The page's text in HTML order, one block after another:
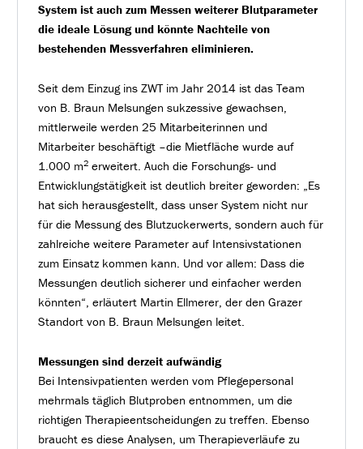
System ist auch zum Messen weiterer Blutparameter
die ideale Lösung und könnte Nachteile von
bestehenden Messverfahren eliminieren.
Seit dem Einzug ins ZWT im Jahr 2014 ist das Team
von B. Braun Melsungen sukzessive gewachsen,
mittlerweile werden 25 Mitarbeiterinnen und
Mitarbeiter beschäftigt –die Mietfläche wurde auf
1.000 m2erweitert. Auch die Forschungs- und
Entwicklungstätigkeit ist deutlich breiter geworden: „Es
hat sich herausgestellt, dass unser System nicht nur
für die Messung des Blutzuckerwerts, sondern auch für
zahlreiche weitere Parameter auf Intensivstationen
zum Einsatz kommen kann. Und vor allem: Dass die
Messungen deutlich sicherer und einfacher werden
könnten“, erläutert Martin Ellmerer, der den Grazer
Standort von B. Braun Melsungen leitet.
Messungen sind derzeit aufwändig
Bei Intensivpatienten werden vom Pflegepersonal
mehrmals täglich Blutproben entnommen, um die
richtigen Therapieentscheidungen zu treffen. Ebenso
braucht es diese Analysen, um Therapieverläufe zu